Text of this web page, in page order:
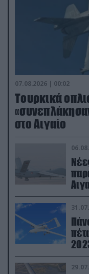
07.08.2026 | 00:02
Τουρκικά
στο Αιγαίο